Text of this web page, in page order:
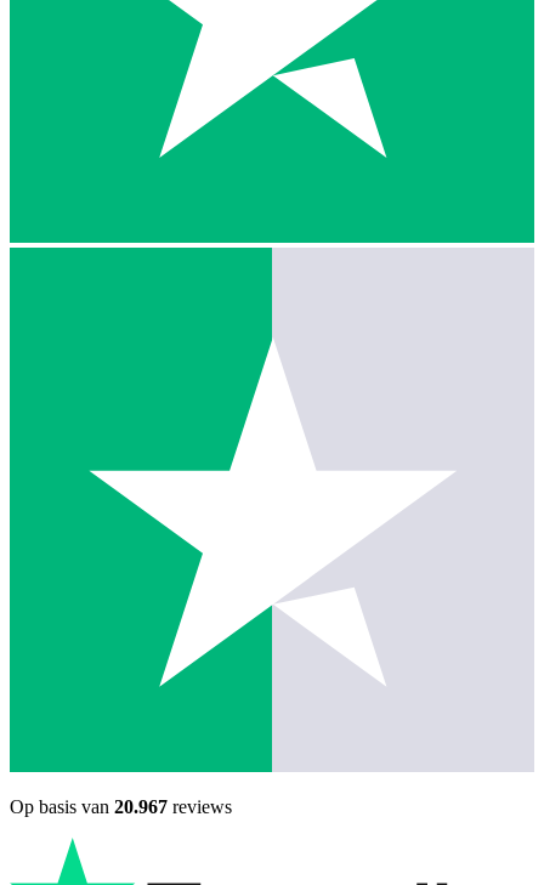
Op basis van 20.967 reviews